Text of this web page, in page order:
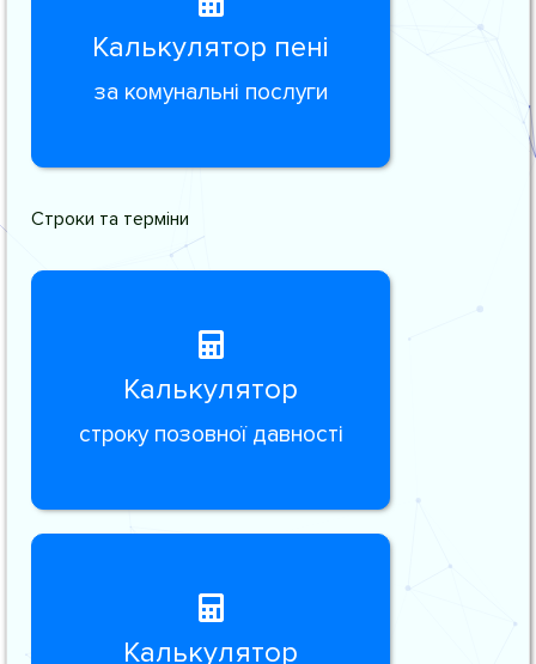
Калькулятор пені
за комунальні послуги
Строки та терміни
Калькулятор
строку позовної давності
Калькулятор